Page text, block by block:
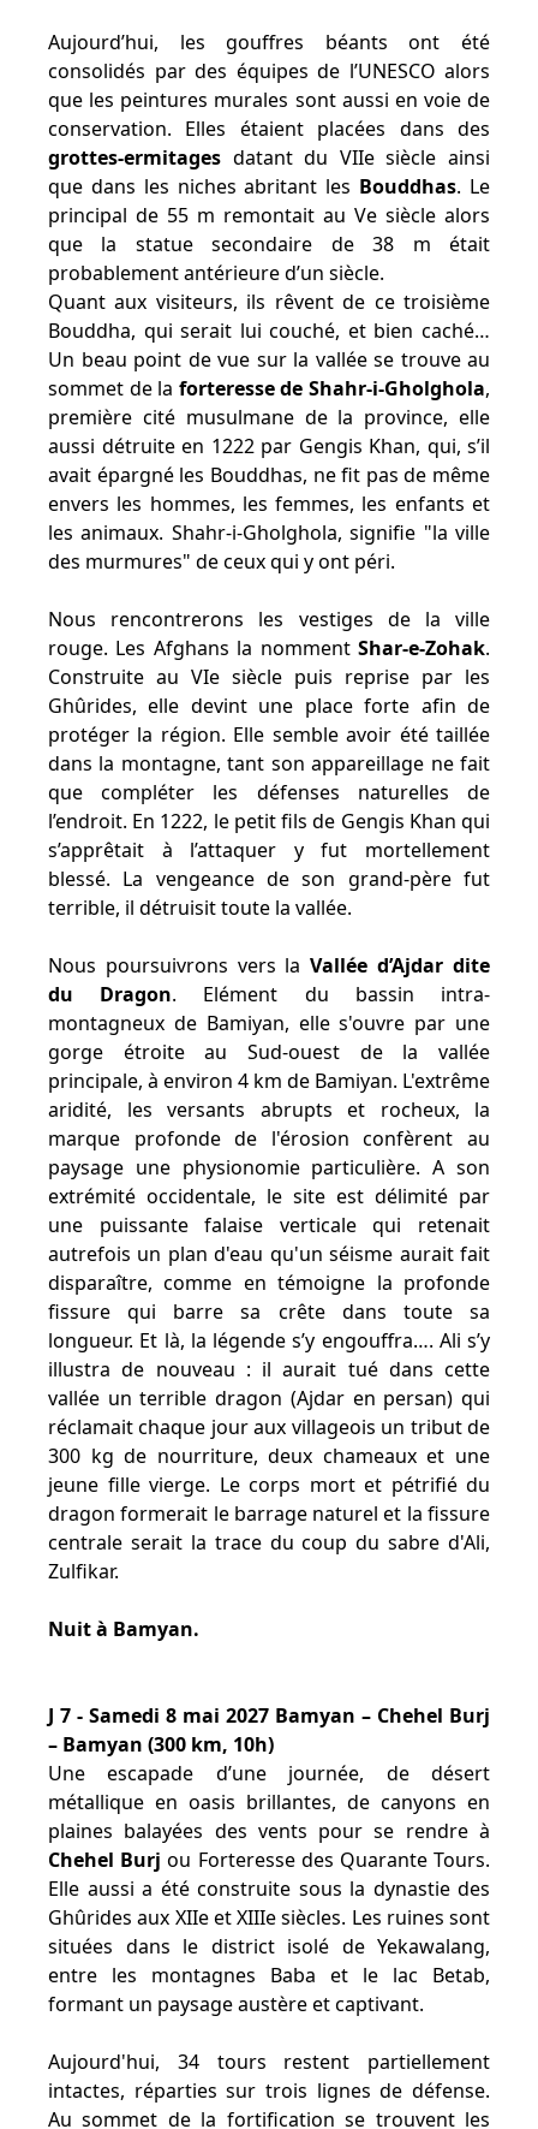
Aujourd’hui, les gouffres béants ont été
consolidés par des équipes de l’UNESCO alors
que les peintures murales sont aussi en voie de
conservation. Elles étaient placées dans des
grottes-ermitages datant du VIIe siècle ainsi
que dans les niches abritant les Bouddhas. Le
principal de 55 m remontait au Ve siècle alors
que la statue secondaire de 38 m était
probablement antérieure d’un siècle.
Quant aux visiteurs, ils rêvent de ce troisième
Bouddha, qui serait lui couché, et bien caché…
Un beau point de vue sur la vallée se trouve au
sommet de la forteresse de Shahr-i-Gholghola,
première cité musulmane de la province, elle
aussi détruite en 1222 par Gengis Khan, qui, s’il
avait épargné les Bouddhas, ne fit pas de même
envers les hommes, les femmes, les enfants et
les animaux. Shahr-i-Gholghola, signifie "la ville
des murmures" de ceux qui y ont péri.
Nous rencontrerons les vestiges de la ville
rouge. Les Afghans la nomment Shar-e-Zohak.
Construite au VIe siècle puis reprise par les
Ghûrides, elle devint une place forte afin de
protéger la région. Elle semble avoir été taillée
dans la montagne, tant son appareillage ne fait
que compléter les défenses naturelles de
l’endroit. En 1222, le petit fils de Gengis Khan qui
s’apprêtait à l’attaquer y fut mortellement
blessé. La vengeance de son grand-père fut
terrible, il détruisit toute la vallée.
Nous poursuivrons vers laVallée d’Ajdar dite
du Dragon. Elément du bassin intra-
montagneux de Bamiyan, elle s'ouvre par une
gorge étroite au Sud-ouest de la vallée
principale, à environ 4 km de Bamiyan. L'extrême
aridité, les versants abrupts et rocheux, la
marque profonde de l'érosion confèrent au
paysage une physionomie particulière. A son
extrémité occidentale, le site est délimité par
une puissante falaise verticale qui retenait
autrefois un plan d'eau qu'un séisme aurait fait
disparaître, comme en témoigne la profonde
fissure qui barre sa crête dans toute sa
longueur. Et là, la légende s’y engouffra…. Ali s’y
illustra de nouveau : il aurait tué dans cette
vallée un terrible dragon (Ajdar en persan) qui
réclamait chaque jour aux villageois un tribut de
300 kg de nourriture, deux chameaux et une
jeune fille vierge. Le corps mort et pétrifié du
dragon formerait le barrage naturel et la fissure
centrale serait la trace du coup du sabre d'Ali,
Zulfikar.
Nuit à Bamyan.
J 7 - Samedi 8 mai 2027 Bamyan – Chehel Burj
– Bamyan (300 km, 10h)
Une escapade d’une journée, de désert
métallique en oasis brillantes, de canyons en
plaines balayées des vents pour se rendre à
Chehel Burj ou Forteresse des Quarante Tours.
Elle aussi a été construite sous la dynastie des
Ghûrides aux XIIe et XIIIe siècles. Les ruines sont
situées dans le district isolé de Yekawalang,
entre les montagnes Baba et le lac Betab,
formant un paysage austère et captivant.
Aujourd'hui, 34 tours restent partiellement
intactes, réparties sur trois lignes de défense.
Au sommet de la fortification se trouvent les